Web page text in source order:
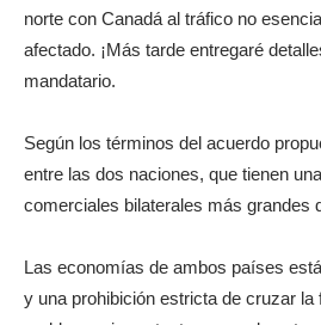
norte con Canadá al tráfico no
afectado. ¡Más tarde entregaré
mandatario.
Según los términos del acuerdo
entre las dos naciones, que tienen
comerciales bilaterales más grandes
Las economías de ambos países
y una prohibición estricta de cruzar la